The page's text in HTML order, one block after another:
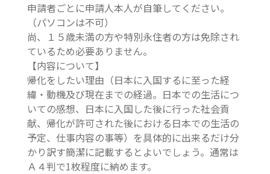
申請者ごとに申請人本人が自筆してください。
（パソコンは不可）
尚、１５歳未満の方や特別永住者の方は免除され
ているため必要ありません。
【内容について】
帰化をしたい理由（日本に入国するに至った経
緯・動機及び現在までの経過。日本での生活につ
いての感想、日本に入国した後に行った社会貢
献、帰化が許可された後における日本での生活の
予定、仕事内容の事等）を具体的に出来るだけ分
かり訳す簡潔に記載するとよいでしょう。通常は
Ａ４判で1枚程度に納めます。